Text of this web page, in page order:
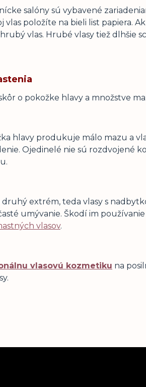
salóny sú vybavené
vlas položíte na bieli list papiera.
vlas. Hrubé vlasy tiež dlhšie
o pokožke hlavy a množstve
hlavy produkuje málo mazu a
Ojedinelé nie sú rozdvojené
druhý extrém, teda vlasy s
umývanie. Škodí im
vlasov.
vlasovú kozmetiku na